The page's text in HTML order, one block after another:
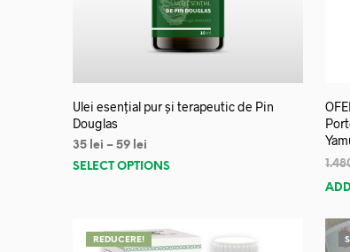
Ulei esențial pur și terapeutic de Pin
Douglas
35 lei – 59 lei
SELECT OPTIONS
REDUCERE!